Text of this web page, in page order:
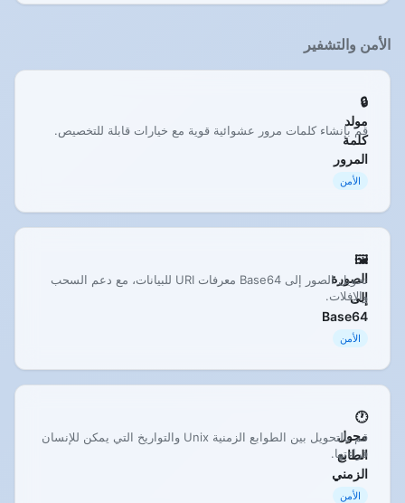
الأمن والتشفير
🔒
مولد
كلمة
المرور
قم بإنشاء كلمات مرور عشوائية قوية مع خيارات قابلة للتخصيص.
الأمن
🖼️
الصورة
إلى
Base64
تحويل الصور إلى Base64 معرفات URI للبيانات، مع دعم السحب
والإفلات.
الأمن
🕐
محول
الطابع
الزمني
قم بالتحويل بين الطوابع الزمنية Unix والتواريخ التي يمكن للإنسان
قراءتها.
الأمن